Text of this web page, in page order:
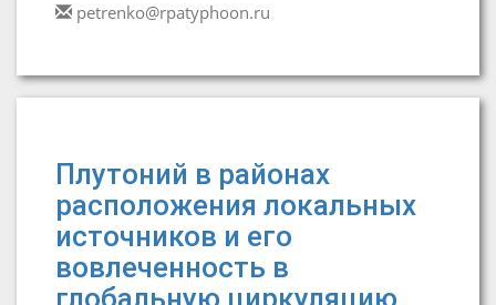
petrenko@rpatyphoon.ru
Плутоний в районах
расположения локальных
источников и его
вовлеченность в
глобальную циркуляцию